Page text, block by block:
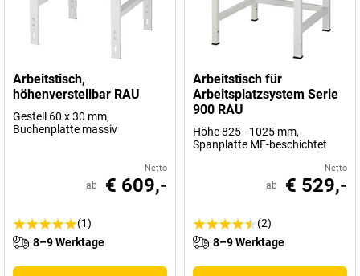
Arbeitstisch,
höhenverstellbar RAU
Gestell 60 x 30 mm,
Buchenplatte massiv
Netto
ab € 609,-
(1)
8–9 Werktage
Arbeitstisch für
Arbeitsplatzsystem Serie
900 RAU
Höhe 825 - 1025 mm,
Spanplatte MF-beschichtet
Netto
ab € 529,-
(2)
8–9 Werktage